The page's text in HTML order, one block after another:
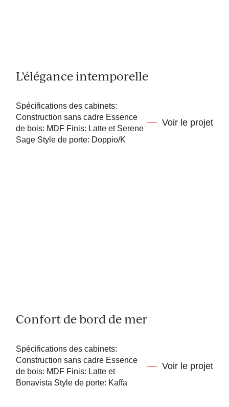
L’élégance intemporelle
Spécifications des cabinets:
Construction sans cadre Essence
de bois: MDF Finis: Latte et Serene
Sage Style de porte: Doppio/K
Voir le projet
Confort de bord de mer
Spécifications des cabinets:
Construction sans cadre Essence
de bois: MDF Finis: Latte et
Bonavista Style de porte: Kaffa
Voir le projet